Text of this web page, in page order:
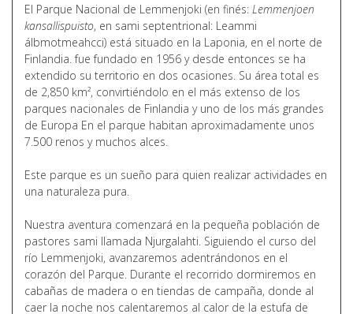
El Parque Nacional de Lemmenjoki (en finés: Lemmenjoen
kansallispuisto, en sami septentrional: Leammi
álbmotmeahcci) está situado en la Laponia, en el norte de
Finlandia. fue fundado en 1956 y desde entonces se ha
extendido su territorio en dos ocasiones. Su área total es
de 2,850 km², convirtiéndolo en el más extenso de los
parques nacionales de Finlandia y uno de los más grandes
de Europa En el parque habitan aproximadamente unos
7.500 renos y muchos alces.
Este parque es un sueño para quien realizar actividades en
una naturaleza pura.
Nuestra aventura comenzará en la pequeña población de
pastores sami llamada Njurgalahti. Siguiendo el curso del
río Lemmenjoki, avanzaremos adentrándonos en el
corazón del Parque. Durante el recorrido dormiremos en
cabañas de madera o en tiendas de campaña, donde al
caer la noche nos calentaremos al calor de la estufa de